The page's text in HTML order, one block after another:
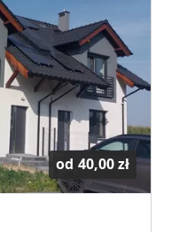
od 40,00 zł